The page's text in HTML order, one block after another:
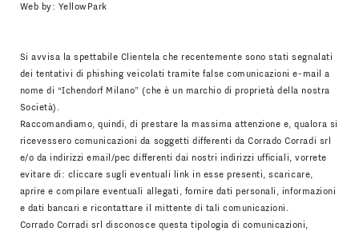
Web by: YellowPark
Si avvisa la spettabile Clientela che recentemente sono stati segnalati
dei tentativi di phishing veicolati tramite false comunicazioni e-mail a
nome di “Ichendorf Milano” (che è un marchio di proprietà della nostra
Società).
Raccomandiamo, quindi, di prestare la massima attenzione e, qualora si
ricevessero comunicazioni da soggetti differenti da Corrado Corradi srl
e/o da indirizzi email/pec differenti dai nostri indirizzi ufficiali, vorrete
evitare di: cliccare sugli eventuali link in esse presenti, scaricare,
aprire e compilare eventuali allegati, fornire dati personali, informazioni
e dati bancari e ricontattare il mittente di tali comunicazioni.
Corrado Corradi srl disconosce questa tipologia di comunicazioni,